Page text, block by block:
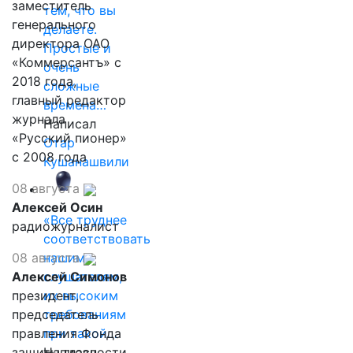
тем, что вы
делаете.
Простые и
очень
сложные
времена…
Написал
Отар
Кушанашвили
«Все труднее
соответствовать
нашим
слушателям,
их высоким
требованиям
при такой…
заместитель
генерального
директора ОАО
«Коммерсантъ» с
2018 года,
главный редактор
журнала
«Русский пионер»
с 2008 года
08 августа
Алексей Осин
радиожурналист
08 августа
Алексей Симонов
президент,
председатель
правления Фонда